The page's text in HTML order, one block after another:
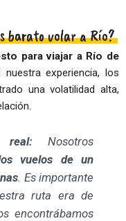
barato volar a Río?
para viajar a Río de
experiencia, los
una volatilidad alta,
real: Nosotros
vuelos de un
. Es importante
ruta era de
encontrábamos